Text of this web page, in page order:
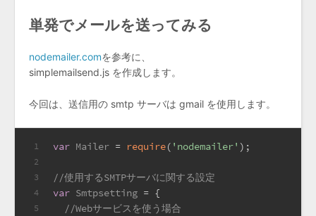
単発でメールを送ってみる
nodemailer.comを参考に、
simplemailsend.js を作成します。
今回は、送信用の smtp サーバは gmail を使用します。
1
2
3
4
5
var Mailer = require( 'nodemailer' );
//使用するSMTPサーバに関する設定
var Smtpsetting = {
//Webサービスを使う場合